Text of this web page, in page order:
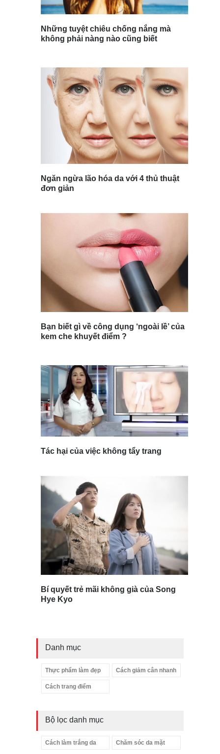
Những tuyệt chiêu chống nắng mà
không phải nàng nào cũng biết
Ngăn ngừa lão hóa da với 4 thủ thuật
đơn giản
Bạn biết gì về công dụng ‘ngoài lề’ của
kem che khuyết điểm ?
Tác hại của việc không tẩy trang
Bí quyết trẻ mãi không già của Song
Hye Kyo
Danh mục
Thực phẩm làm đẹp Cách giảm cân nhanh
Cách trang điểm
Bộ lọc danh mục
Cách làm trắng da Chăm sóc da mặt